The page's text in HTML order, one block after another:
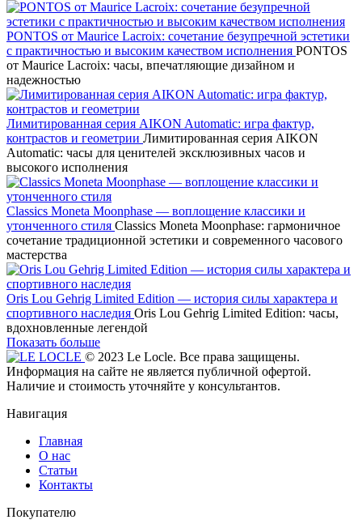
PONTOS от Maurice Lacroix: сочетание безупречной эстетики
с практичностью и высоким качеством исполнения PONTOS
от Maurice Lacroix: часы, впечатляющие дизайном и
надежностью
Лимитированная серия AIKON Automatic: игра фактур,
контрастов и геометрии Лимитированная серия AIKON
Automatic: часы для ценителей эксклюзивных часов и
высокого исполнения
Classics Moneta Moonphase — воплощение классики и
утонченного стиля Classics Moneta Moonphase: гармоничное
сочетание традиционной эстетики и современного часового
мастерства
Oris Lou Gehrig Limited Edition — история силы характера и
спортивного наследия Oris Lou Gehrig Limited Edition: часы,
вдохновленные легендой
Показать больше
© 2023 Le Locle. Все права защищены.
Информация на сайте не является публичной офертой.
Наличие и стоимость уточняйте у консультантов.
Навигация
Главная
О нас
Статьи
Контакты
Покупателю